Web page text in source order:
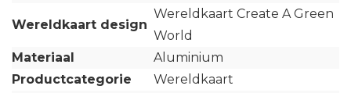
Wereldkaart design
Wereldkaart Create A Green
World
Materiaal
Aluminium
Productcategorie
Wereldkaart